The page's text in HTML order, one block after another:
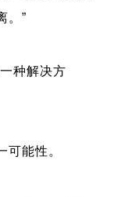
。”
种解决方
能性。